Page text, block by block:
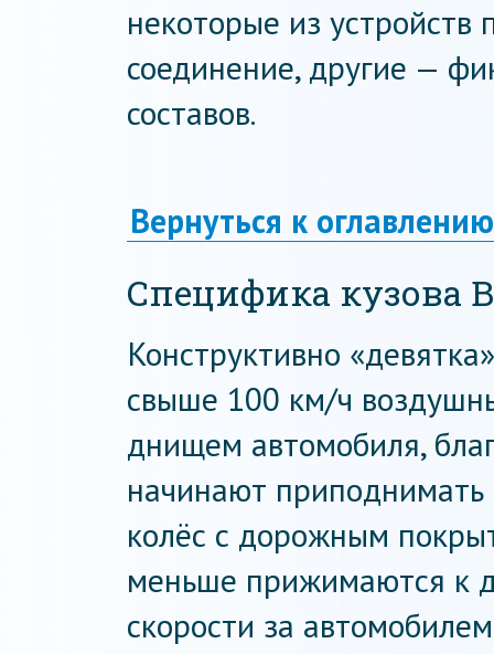
некоторые из устройств
соединение, другие —
составов.
Вернуться к оглавлению
Специфика кузова
Конструктивно
свыше 100 км/ч
днищем автомобиля,
начинают
колёс с дорожным
меньше прижимаются к
скорости за